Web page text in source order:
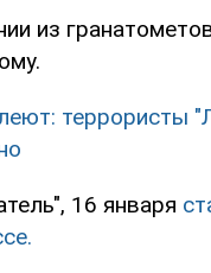
из
террористы
16 января